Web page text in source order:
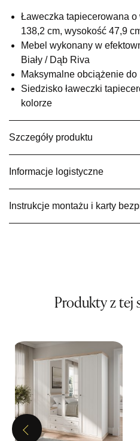
SALON MEBLOWY M
Salon meblowy
UL.BASZTOWA 3
76-100 SŁAWNO
Nr tel.502668736
Adres e-mail:
pph.catrin@wp.pl
Godziny otwarcia
Pn-Pt: 09:00-17:00, Sb:
606350240
SALON MEBLOWY
Salon meblowy
Ławeczka tapiecerowana
138,2 cm, wysokość 47,9
Mebel wykonany w
Biały / Dąb Riva
Maksymalne obciążenie do
Siedzisko ławeczki
kolorze
Szczegóły produktu
Informacje logistyczne
Instrukcje montażu i karty
Produkty z tej
Previous